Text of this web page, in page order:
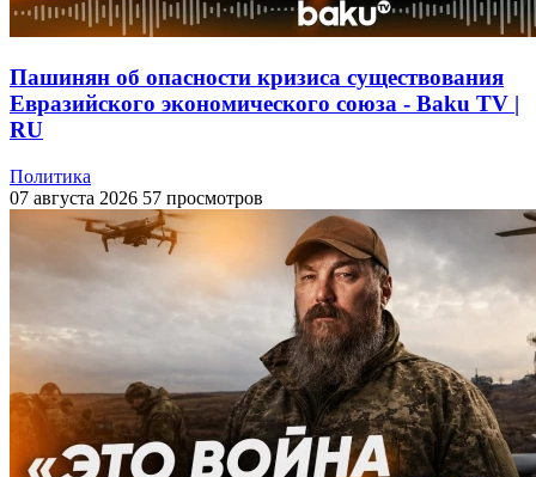
Пашинян об опасности кризиса существования
Евразийского экономического союза - Baku TV |
RU
Политика
07 августа 2026 57 просмотров